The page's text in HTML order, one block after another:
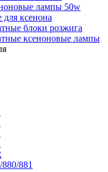
лампы 50w
для ксенона
блоки розжига
ксеноновые лампы
881